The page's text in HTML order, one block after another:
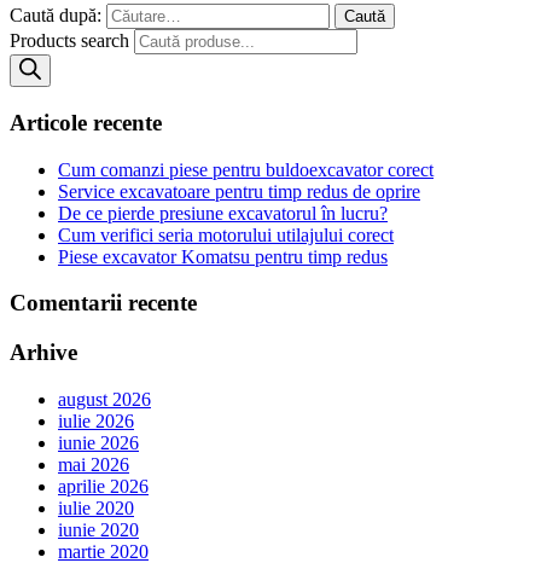
Caută după:
Products search
Articole recente
Cum comanzi piese pentru buldoexcavator corect
Service excavatoare pentru timp redus de oprire
De ce pierde presiune excavatorul în lucru?
Cum verifici seria motorului utilajului corect
Piese excavator Komatsu pentru timp redus
Comentarii recente
Arhive
august 2026
iulie 2026
iunie 2026
mai 2026
aprilie 2026
iulie 2020
iunie 2020
martie 2020